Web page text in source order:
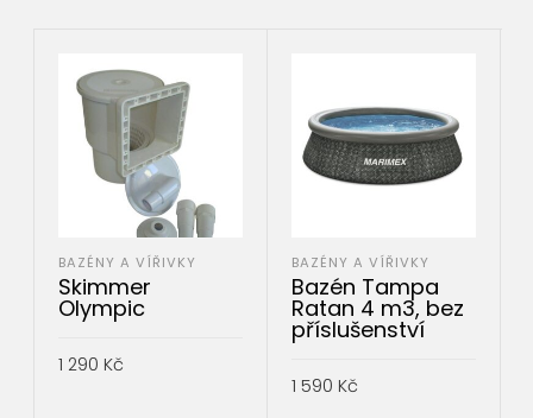
BAZÉNY A VÍŘIVKY
Skimmer
Olympic
1 290 Kč
BAZÉNY A VÍŘIVKY
Bazén Tampa
Ratan 4 m3, bez
příslušenství
1 590 Kč